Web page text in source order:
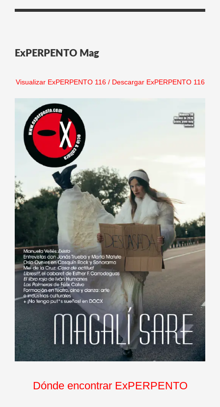
ExPERPENTO Mag
Visualizar ExPERPENTO 116/ Descargar ExPERPENTO 116
Dónde encontrar ExPERPENTO